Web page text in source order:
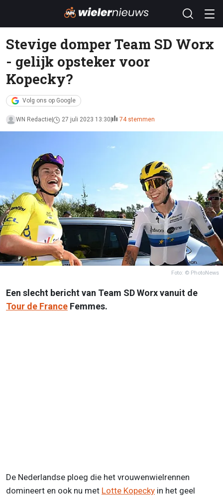
Stevige domper Team SD Worx
- gelijk opsteker voor
Kopecky?
Volg ons op Google
WN Redactie 27 juli 2023 13:30 74 stemmen
Foto: © PhotoNews
Een slecht bericht van Team SD Worx vanuit de
Tour de France Femmes.
De Nederlandse ploeg die het vrouwenwielrennen
domineert en ook nu met Lotte Kopecky in het geel